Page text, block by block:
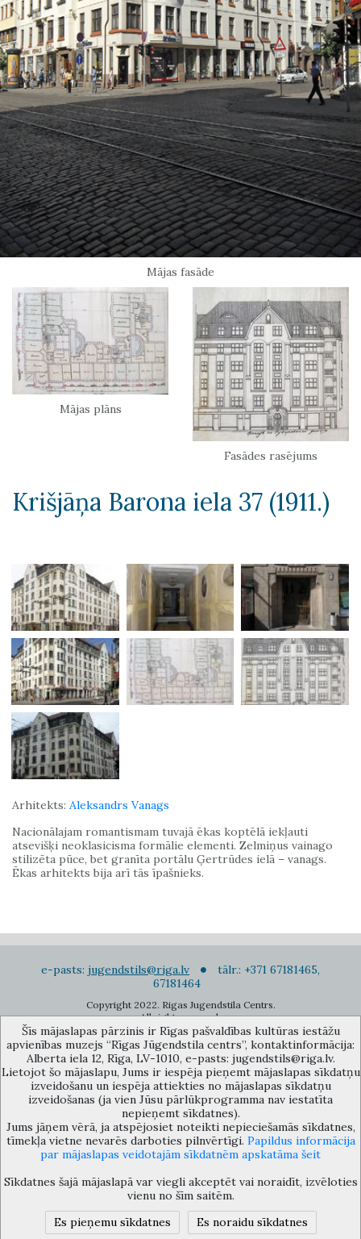
Mājas fasāde
Mājas plāns
Fasādes rasējums
Krišjāņa Barona iela 37 (1911.)
Arhitekts: Aleksandrs Vanags
Nacionālajam romantismam tuvajā ēkas koptēlā iekļauti
atsevišķi neoklasicisma formālie elementi. Zelmiņus vainago
stilizēta pūce, bet granīta portālu Ģertrūdes ielā – vanags.
Ēkas arhitekts bija arī tās īpašnieks.
e-pasts: jugendstils@riga.lv
tālr.: +371 67181465,
67181464
Copyright 2022. Rigas Jugendstila Centrs.
All right reserved.
Pierakstīties jaunumiem
Rīgas pašvaldības kultūras iestāžu apvienības muzejs “Rīgas Jūgendstila
centrs”, Alberta iela 12, Rīga, LV 1010, Latvija (durvju kods: 12),
jugendstils@riga.lv
Šīs mājaslapas pārzinis ir Rīgas pašvaldības kultūras iestāžu
apvienības muzejs “Rīgas Jūgendstila centrs”, kontaktinformācija:
Alberta iela 12, Rīga, LV-1010, e-pasts: jugendstils@riga.lv.
Lietojot šo mājaslapu, Jums ir iespēja pieņemt mājaslapas sīkdatņu
izveidošanu un iespēja attiekties no mājaslapas sīkdatņu
izveidošanas (ja vien Jūsu pārlūkprogramma nav iestatīta
nepieņemt sīkdatnes).
Jums jāņem vērā, ja atspējosiet noteikti nepieciešamās sīkdatnes,
tīmekļa vietne nevarēs darboties pilnvērtīgi. Papildus informācija
par mājaslapas veidotajām sīkdatnēm apskatāma šeit
Sīkdatnes šajā mājaslapā var viegli akceptēt vai noraidīt, izvēloties
vienu no šīm saitēm.
Es pieņemu sīkdatnes
Es noraidu sīkdatnes